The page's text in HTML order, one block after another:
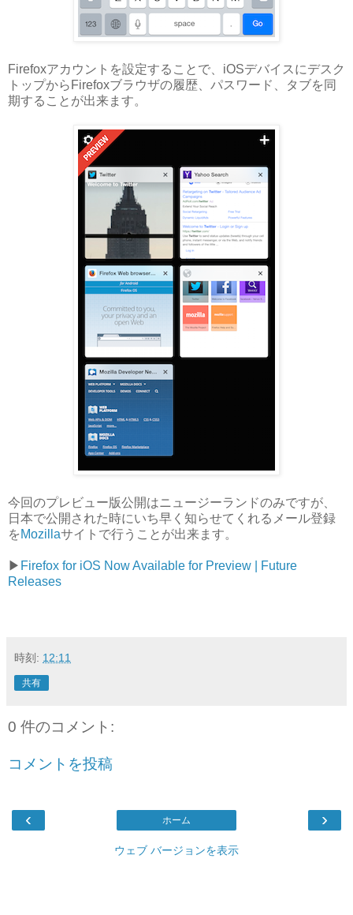
Firefoxアカウントを設定することで、iOSデバイスにデスク
トップからFirefoxブラウザの履歴、パスワード、タブを同
期することが出来ます。
今回のプレビュー版公開はニュージーランドのみですが、
日本で公開された時にいち早く知らせてくれるメール登録
を Mozillaサイトで行うことが出来ます。
▶︎ Firefox for iOS Now Available for Preview | Future
Releases
時刻: 12:11
共有
0 件のコメント:
コメントを投稿
‹ ›
ホーム
ウェブ バージョンを表示